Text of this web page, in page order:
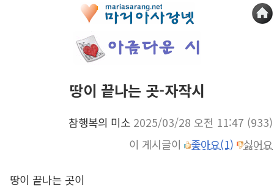
땅이 끝나는 곳-자작시
참행복의 미소 2025/03/28 오전 11:47 (933)
이 게시글이
좋아요(1) 싫어요
땅이 끝나는 곳이